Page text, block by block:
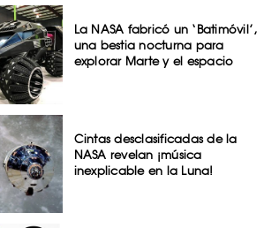
La NASA fabricó un ‘Batimóvil’,
una bestia nocturna para
explorar Marte y el espacio
Cintas desclasificadas de la
NASA revelan ¡música
inexplicable en la Luna!